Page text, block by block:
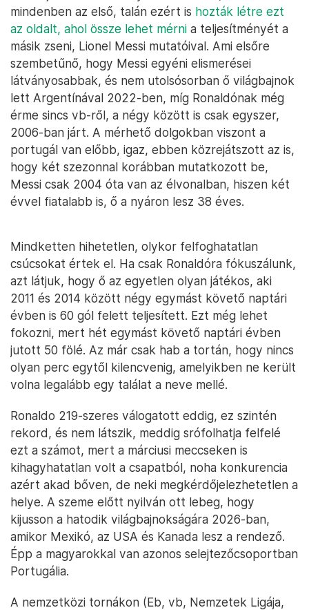
mindenben az első, talán ezért is hozták létre ezt
az oldalt, ahol össze lehet mérni a teljesítményét a
másik zseni, Lionel Messi mutatóival. Ami elsőre
szembetűnő, hogy Messi egyéni elismerései
látványosabbak, és nem utolsósorban ő világbajnok
lett Argentínával 2022-ben, míg Ronaldónak még
érme sincs vb-ről, a négy között is csak egyszer,
2006-ban járt. A mérhető dolgokban viszont a
portugál van előbb, igaz, ebben közrejátszott az is,
hogy két szezonnal korábban mutatkozott be,
Messi csak 2004 óta van az élvonalban, hiszen két
évvel fiatalabb is, ő a nyáron lesz 38 éves.
Mindketten hihetetlen, olykor felfoghatatlan
csúcsokat értek el. Ha csak Ronaldóra fókuszálunk,
azt látjuk, hogy ő az egyetlen olyan játékos, aki
2011 és 2014 között négy egymást követő naptári
évben is 60 gól felett teljesített. Ezt még lehet
fokozni, mert hét egymást követő naptári évben
jutott 50 fölé. Az már csak hab a tortán, hogy nincs
olyan perc egytől kilencvenig, amelyikben ne került
volna legalább egy találat a neve mellé.
Ronaldo 219-szeres válogatott eddig, ez szintén
rekord, és nem látszik, meddig srófolhatja felfelé
ezt a számot, mert a márciusi meccseken is
kihagyhatatlan volt a csapatból, noha konkurencia
azért akad bőven, de neki megkérdőjelezhetetlen a
helye. A szeme előtt nyilván ott lebeg, hogy
kijusson a hatodik világbajnokságára 2026-ban,
amikor Mexikó, az USA és Kanada lesz a rendező.
Épp a magyarokkal van azonos selejtezőcsoportban
Portugália.
A nemzetközi tornákon (Eb, vb, Nemzetek Ligája,